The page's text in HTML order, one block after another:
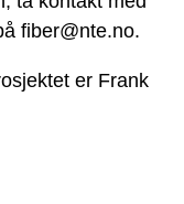
fiber@nte.no.
er Frank